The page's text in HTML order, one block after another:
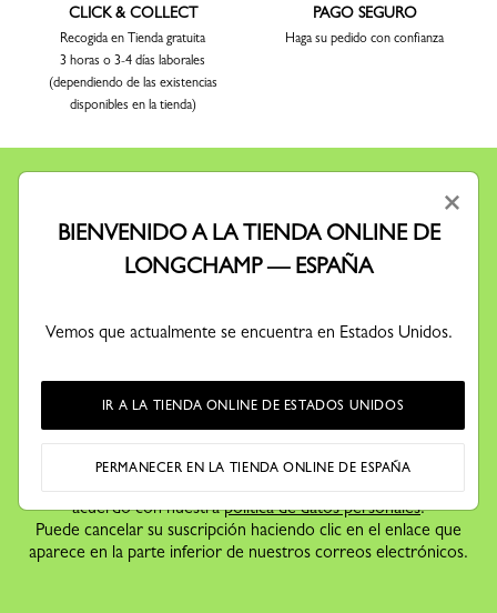
CLICK & COLLECT
Recogida en Tienda gratuita
3 horas o 3-4 días laborales
(dependiendo de las existencias
disponibles en la tienda)
PAGO SEGURO
Haga su pedido con confianza
MANTÉNGASE EN CONTACTO
de nuestras historias, colecciones e invitaciones.
sobre ofertas comerciales,
acuerdo con nuestrapolítica de datos personales.
Puede cancelar su suscripción haciendo clic en el enlace que
aparece en la parte inferior de nuestros correos electrónicos.
×
BIENVENIDO A LA TIENDA ONLINE DE
LONGCHAMP — ESPAÑA
Vemos que actualmente se encuentra en Estados Unidos.
IR A LA TIENDA ONLINE DE ESTADOS UNIDOS
PERMANECER EN LA TIENDA ONLINE DE ESPAÑA